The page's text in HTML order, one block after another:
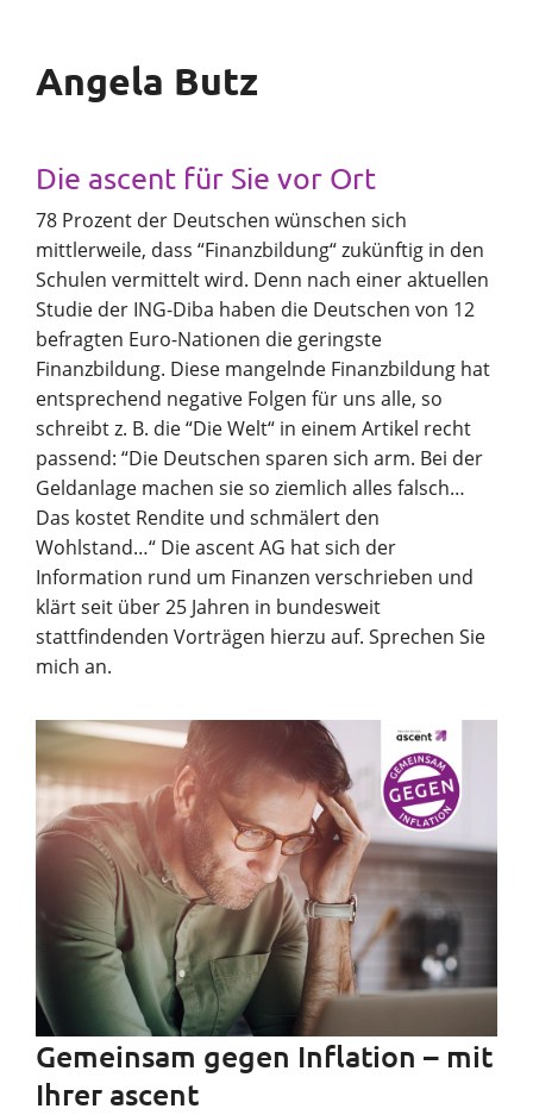
Angela Butz
Die ascent für Sie vor Ort
78 Prozent der Deutschen wünschen sich
mittlerweile, dass “Finanzbildung“ zukünftig in den
Schulen vermittelt wird. Denn nach einer aktuellen
Studie der ING-Diba haben die Deutschen von 12
befragten Euro-Nationen die geringste
Finanzbildung. Diese mangelnde Finanzbildung hat
entsprechend negative Folgen für uns alle, so
schreibt z. B. die “Die Welt“ in einem Artikel recht
passend: “Die Deutschen sparen sich arm. Bei der
Geldanlage machen sie so ziemlich alles falsch…
Das kostet Rendite und schmälert den
Wohlstand…“ Die ascent AG hat sich der
Information rund um Finanzen verschrieben und
klärt seit über 25 Jahren in bundesweit
stattfindenden Vorträgen hierzu auf. Sprechen Sie
mich an.
Gemeinsam gegen Inflation – mit
Ihrer ascent